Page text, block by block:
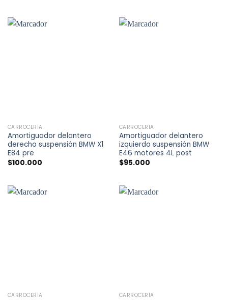
CARROCERÍA
Amortiguador delantero
derecho suspensión BMW X1
E84 pre
$100.000
CARROCERÍA
Amortiguador delantero
izquierdo suspensión BMW
E46 motores 4L post
$95.000
CARROCERÍA CARROCERÍA